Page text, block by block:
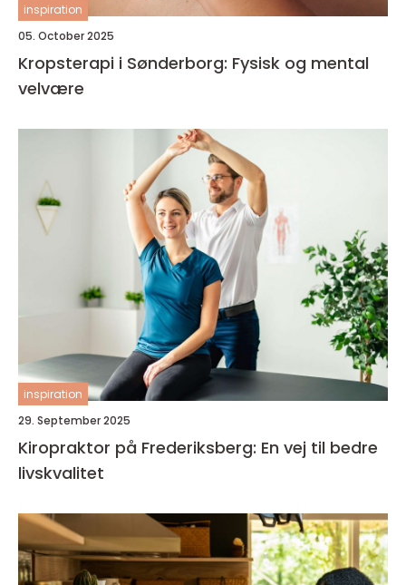
inspiration
05. October 2025
Kropsterapi i Sønderborg: Fysisk og mental
velvære
inspiration
29. September 2025
Kiropraktor på Frederiksberg: En vej til bedre
livskvalitet